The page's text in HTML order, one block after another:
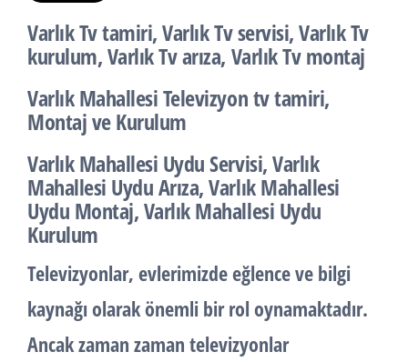
Varlık Tv tamiri, Varlık Tv servisi, Varlık Tv
kurulum, Varlık Tv arıza, Varlık Tv montaj
Varlık Mahallesi Televizyon tv tamiri,
Montaj ve Kurulum
Varlık Mahallesi Uydu Servisi, Varlık
Mahallesi Uydu Arıza, Varlık Mahallesi
Uydu Montaj, Varlık Mahallesi Uydu
Kurulum
Televizyonlar, evlerimizde eğlence ve bilgi
kaynağı olarak önemli bir rol oynamaktadır.
Ancak zaman zaman televizyonlar